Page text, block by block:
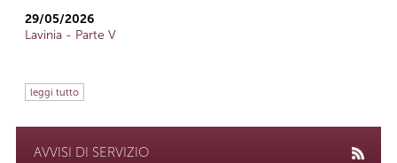
29/05/2026
Lavinia - Parte V
leggi tutto
AVVISI DI SERVIZIO